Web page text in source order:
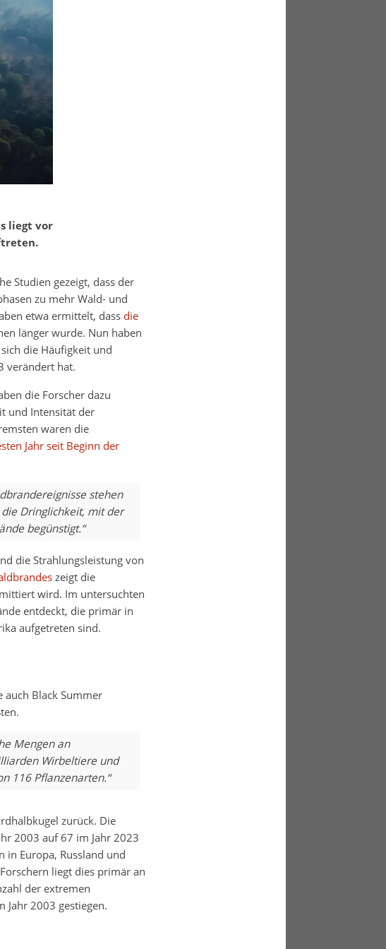
liegt vor
Studien gezeigt, dass der
zu mehr Wald- und
etwa ermittelt, dass die
länger wurde. Nun haben
die Häufigkeit und
verändert hat.
die Forscher dazu
und Intensität der
waren die
Jahr seit Beginn der
stehen
Dringlichkeit, mit der
begünstigt.“
die Strahlungsleistung von
zeigt die
wird. Im untersuchten
entdeckt, die primär in
aufgetreten sind.
Black Summer
Mengen an
Wirbeltiere und
116 Pflanzenarten.“
zurück. Die
2003 auf 67 im Jahr 2023
in Europa, Russland und
liegt dies primär an
der extremen
Jahr 2003 gestiegen.